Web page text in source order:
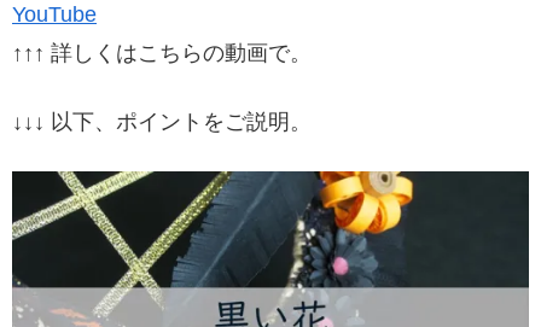
YouTube
↑↑↑ 詳しくはこちらの動画で。
↓↓↓ 以下、ポイントをご説明。